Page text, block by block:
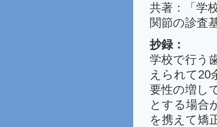
共著：「学
関節の診査
抄録：
学校で行う
えられて20
要性の増し
とする場合
を携えて矯